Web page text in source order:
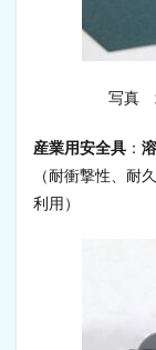
写真
産業用安全具 ：
（耐衝撃性、耐
利用）